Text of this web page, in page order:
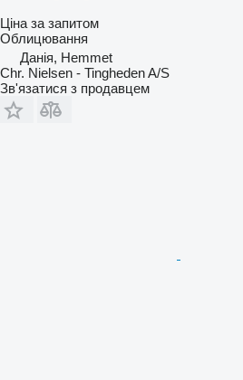
Ціна за запитом
Облицювання
Данія, Hemmet
Chr. Nielsen - Tingheden A/S
Зв'язатися з продавцем